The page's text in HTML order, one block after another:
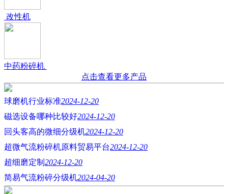
改性机
中药粉碎机
点击查看更多产品
球磨机行业标准2024-12-20
磁选设备哪种比较好2024-12-20
回头客高的微细分级机2024-12-20
超微气流粉碎机原料贸易平台2024-12-20
超细磨定制 2024-12-20
简易气流粉碎分级机2024-04-20